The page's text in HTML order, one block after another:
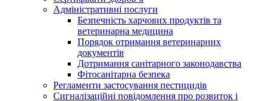
Адміністративні послуги
Безпечність харчових продуктів та
ветеринарна медицина
Порядок отримання ветеринарних
документів
Дотримання санітарного законодавства
Фітосанітарна безпека
Регламенти застосування пестицидів
Сигналізаційні повідомлення про розвиток і